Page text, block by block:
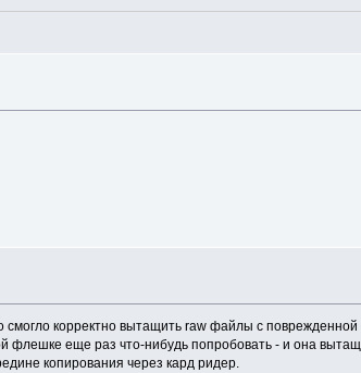
смогло корректно вытащить raw файлы с
флешке еще раз что-нибудь попробовать - и она
копирования через кард ридер.